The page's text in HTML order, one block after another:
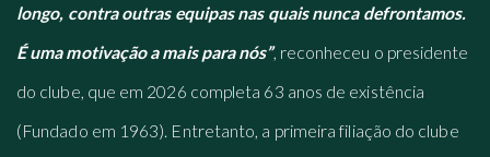
longo, contra outras equipas nas quais nunca defrontamos.
É uma motivação a mais para nós”, reconheceu o presidente
do clube, que em 2026 completa 63 anos de existência
(Fundado em 1963). Entretanto, a primeira filiação do clube